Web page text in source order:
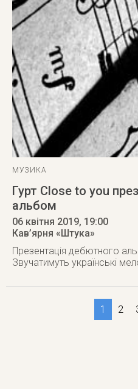
МУЗИКА
Гурт Close to you
альбом
06 квітня 2019, 19:00
Кав’ярня «Штука»
Презентація дебютного
Звучатимуть українські
1 2